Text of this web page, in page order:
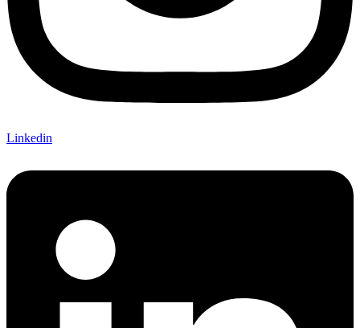
Linkedin